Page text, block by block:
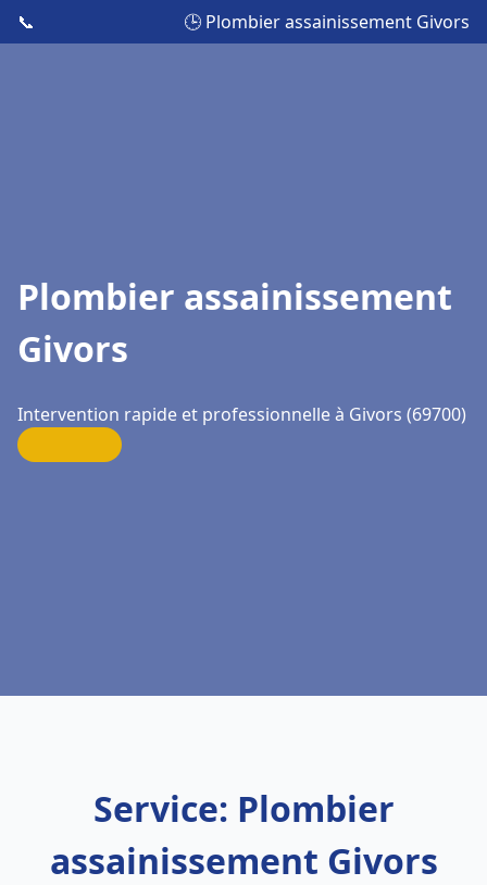
📞 🕒 Plombier assainissement Givors
Plombier assainissement
Givors
Intervention rapide et professionnelle à Givors (69700)
Service: Plombier
assainissement Givors